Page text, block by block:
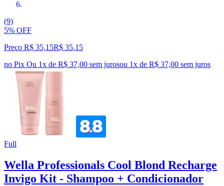
(9)
5% OFF
Preço R$ 35,15R$ 35,15
no Pix Ou 1x de R$ 37,00 sem jurosou 1x de R$ 37,00 sem juros
Full
Wella Professionals Cool Blond Recharge
Invigo Kit - Shampoo + Condicionador